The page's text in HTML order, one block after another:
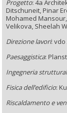
Progetto: 4a
Ditschuneit, Pinar
Mohamed Mansour,
Velikova, Sheelah
Direzione lavori:
Paesaggistica:
Ingegneria
Fisica dell’edificio:
Riscaldamento e